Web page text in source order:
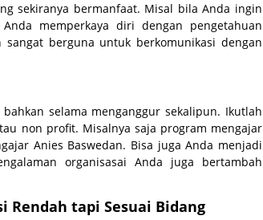
sekiranya bermanfaat. Misal bila Anda ingin
memperkaya diri dengan pengetahuan
sangat berguna untuk berkomunikasi dengan
selama menganggur sekalipun. Ikutlah
non profit. Misalnya saja program mengajar
Anies Baswedan. Bisa juga Anda menjadi
organisasai Anda juga bertambah
Rendah tapi Sesuai Bidang